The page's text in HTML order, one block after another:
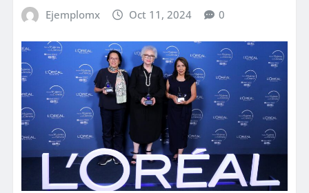
Ejemplomx Oct 11, 2024 0